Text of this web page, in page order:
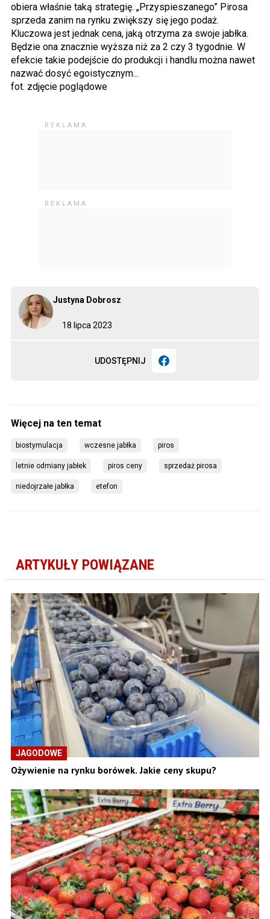
18 lipca 2023
Justyna Dobrosz
UDOSTĘPNIJ
obiera właśnie taką strategię. „Przyspieszanego” Pirosa
sprzeda zanim na rynku zwiększy się jego podaż.
Kluczowa jest jednak cena, jaką otrzyma za swoje jabłka.
Będzie ona znacznie wyższa niż za 2 czy 3 tygodnie. W
efekcie takie podejście do produkcji i handlu można nawet
nazwać dosyć egoistycznym...
fot. zdjęcie poglądowe
biostymulacja wczesne jabłka piros
letnie odmiany jabłek piros ceny sprzedaż pirosa
niedojrzałe jabłka etefon
ARTYKUŁY POWIĄZANE
JAGODOWE
Ożywienie na rynku borówek. Jakie ceny skupu?